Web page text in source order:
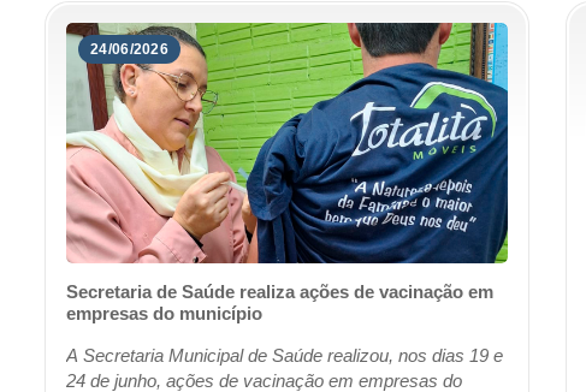
24/06/2026
Secretaria de Saúde realiza ações de vacinação em
empresas do município
A Secretaria Municipal de Saúde realizou, nos dias 19 e
24 de junho, ações de vacinação em empresas do